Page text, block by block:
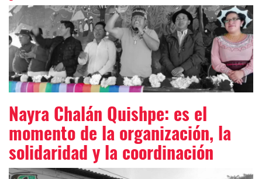
Nayra Chalán Quishpe: es el
momento de la organización, la
solidaridad y la coordinación